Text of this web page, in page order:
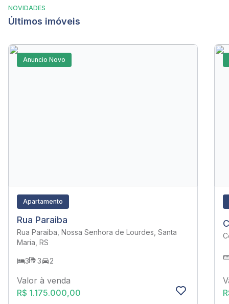
NOVIDADES
Últimos imóveis
Anuncio Novo
Apartamento
Rua Paraiba
Rua Paraiba, Nossa Senhora de Lourdes, Santa
Maria, RS
3 3 2
Valor à venda
R$ 1.175.000,00